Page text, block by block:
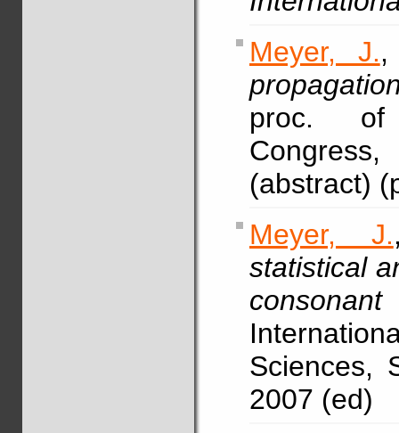
Meyer, J.,
proc. of
(abstract)
Meyer, J.
statistical
Sciences,
2007 (ed)